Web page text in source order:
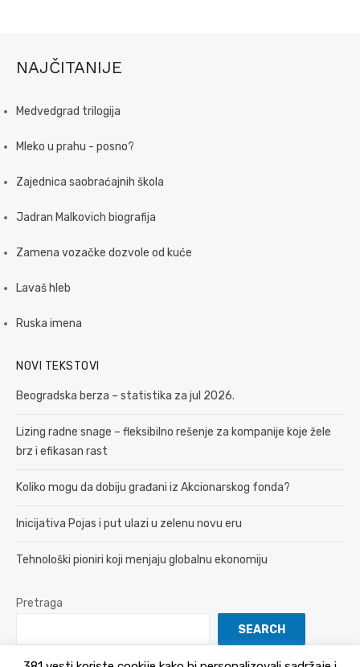
NAJČITANIJE
Medvedgrad trilogija
Mleko u prahu - posno?
Zajednica saobraćajnih škola
Jadran Malkovich biografija
Zamena vozačke dozvole od kuće
Lavaš hleb
Ruska imena
NOVI TEKSTOVI
Beogradska berza – statistika za jul 2026.
Lizing radne snage – fleksibilno rešenje za kompanije koje žele
brz i efikasan rast
Koliko mogu da dobiju građani iz Akcionarskog fonda?
Inicijativa Pojas i put ulazi u zelenu novu eru
Tehnološki pioniri koji menjaju globalnu ekonomiju
Pretraga
SEARCH